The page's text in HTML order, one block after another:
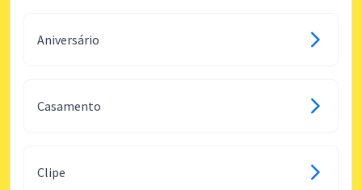
Aniversário
Casamento
Clipe